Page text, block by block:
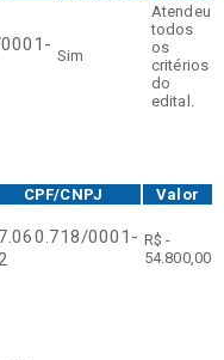
Sim
Atendeu
todos
os
critérios
do
edital.
CPF/CNPJ Valor
0001- R$ -
54.800,00